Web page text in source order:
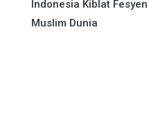
Indonesia Kiblat Fesyen
Muslim Dunia